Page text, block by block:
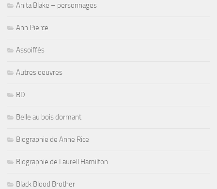
Anita Blake – personnages
Ann Pierce
Assoiffés
Autres oeuvres
BD
Belle au bois dormant
Biographie de Anne Rice
Biographie de Laurell Hamilton
Black Blood Brother